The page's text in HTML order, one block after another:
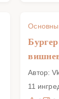
Автор:
11